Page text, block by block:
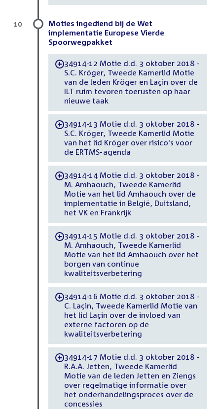
Moties ingediend bij de Wet
implementatie Europese Vierde
Spoorwegpakket
-34914-12 Motie d.d. 3 oktober 2018 -
S.C. Kröger, Tweede Kamerlid Motie
van de leden Kröger en Laçin over de
ILT ruim tevoren toerusten op haar
nieuwe taak
-34914-13 Motie d.d. 3 oktober 2018 -
S.C. Kröger, Tweede Kamerlid Motie
van het lid Kröger over risico's voor
de ERTMS-agenda
-34914-14 Motie d.d. 3 oktober 2018 -
M. Amhaouch, Tweede Kamerlid
Motie van het lid Amhaouch over de
implementatie in België, Duitsland,
het VK en Frankrijk
-34914-15 Motie d.d. 3 oktober 2018 -
M. Amhaouch, Tweede Kamerlid
Motie van het lid Amhaouch over het
borgen van continue
kwaliteitsverbetering
-34914-16 Motie d.d. 3 oktober 2018 -
C. Laçin, Tweede Kamerlid Motie van
het lid Laçin over de invloed van
externe factoren op de
kwaliteitsverbetering
-34914-17 Motie d.d. 3 oktober 2018 -
R.A.A. Jetten, Tweede Kamerlid
Motie van de leden Jetten en Ziengs
over regelmatige informatie over
het onderhandelingsproces over de
concessies
10